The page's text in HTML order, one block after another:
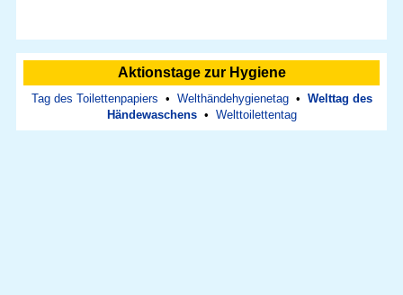
Aktionstage zur Hygiene
Tag des Toilettenpapiers • Welthändehygienetag• Welttag des
Händewaschens• Welttoilettentag